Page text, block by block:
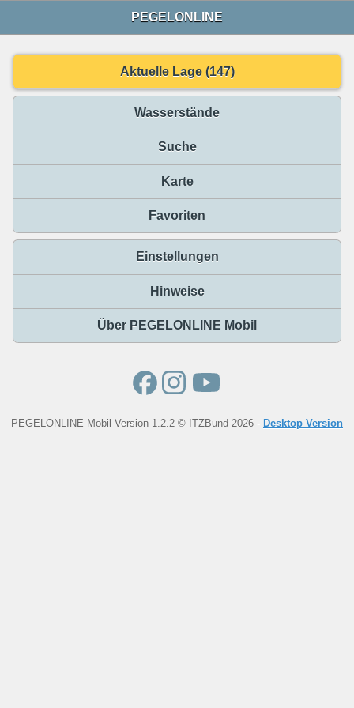
PEGELONLINE
Aktuelle Lage (147)
Wasserstände
Suche
Karte
Favoriten
Einstellungen
Hinweise
Über PEGELONLINE Mobil
PEGELONLINE Mobil Version 1.2.2 © ITZBund 2026 - Desktop Version